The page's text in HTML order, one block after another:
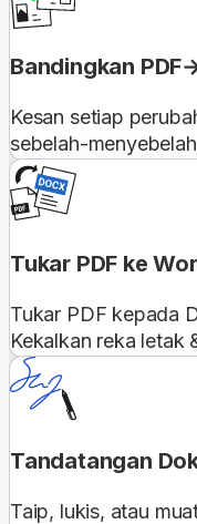
Bandingkan PDF
Kesan setiap
sebelah-
Tukar PDF ke
Tukar PDF kepada
Kekalkan reka letak
Tandatangan
Taip, lukis, atau